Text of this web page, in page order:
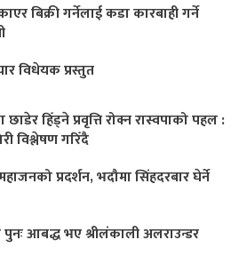
बिक्री गर्नेलाई कडा कारबाही गर्ने
विधेयक प्रस्तुत
हिँड्ने प्रवृत्ति रोक्न रास्वपाको पहल :
विश्लेषण गरिँदै
प्रदर्शन, भदौमा सिंहदरबार घेर्ने
पुनः आबद्ध भए श्रीलंकाली अलराउन्डर